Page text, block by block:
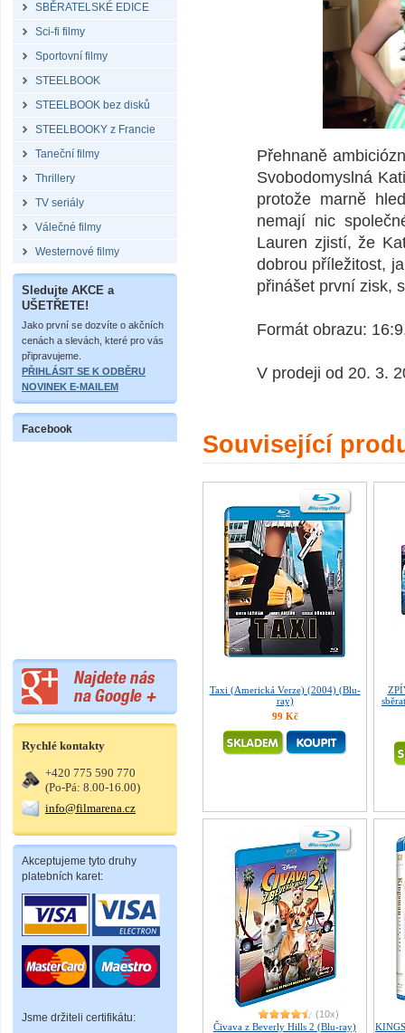
SBĚRATELSKÉ EDICE
Sci-fi filmy
Sportovní filmy
STEELBOOK
STEELBOOK bez disků
STEELBOOKY z Francie
Taneční filmy
Thrillery
TV seriály
Válečné filmy
Westernové filmy
Sledujte AKCE a
UŠETŘETE!
Jako první se dozvíte o akčních
cenách a slevách, které pro vás
připravujeme.
PŘIHLÁSIT SE K ODBĚRU
NOVINEK E-MAILEM
Facebook
Rychlé kontakty
+420 775 590 770
(Po-Pá: 8.00-16.00)
info@filmarena.cz
Akceptujeme tyto druhy
platebních karet:
Jsme držiteli certifikátu:
Přehnaně
Svobodomyslná
protože marně
nemají nic
Lauren zjistí, že
dobrou příležitost,
přinášet první zisk,
Formát
V prodeji od 20. 3.
Související
Taxi (Americká Verze) (2004) (Blu-
ray)
99 Kč
(10x)
Čivava z Beverly Hills 2 (Blu-ray)